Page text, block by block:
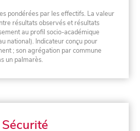
pondérées par les effectifs. La valeur
résultats observés et résultats
au profil socio-académique
national). Indicateur conçu pour
; son agrégation par commune
un palmarès.
Sécurité